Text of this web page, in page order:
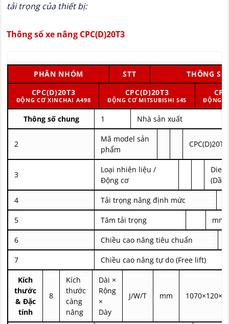
tải trọng của thiết bị:
Thông số xe nâng CPC(D)20T3
PHÂN NHÓM STT
THÔNG
CPC(D)20T3
ĐỘNG CƠ XINCHAI A498
CPC(D)20T3
ĐỘNG CƠ MITSUBISHI S4S ĐỘNG
Thông số chung 1 Nhà sản xuất
2
Mã model sản
phẩm
CPC(D)20T3
3
Loại nhiên liệu /
Động cơ
(Dầu)
4 Tải trọng nâng định mức
5 Tâm tải trọng mm
6 Chiều cao nâng tiêu chuẩn
7 Chiều cao nâng tự do (Free lift)
Kích
thước
& Đặc
tính
8
Kích
thước
càng
nâng
Dài ×
Rộng
×
Dày
J/W/T mm